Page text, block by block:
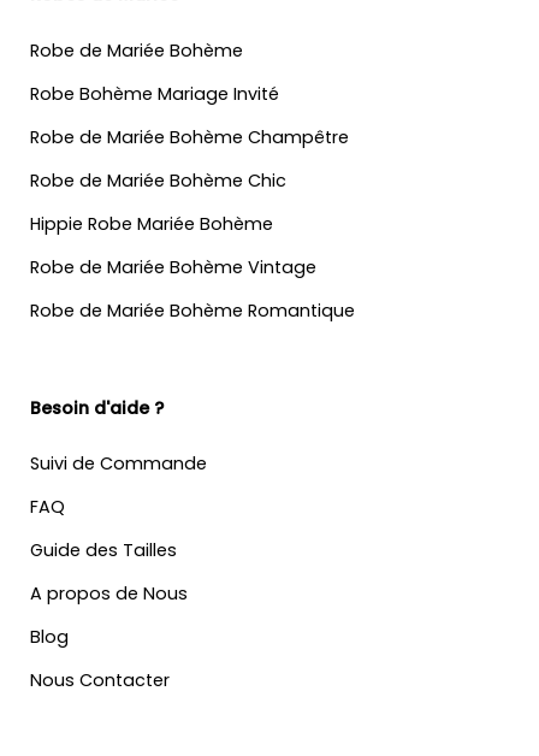
Robe de Mariée Bohème
Robe Bohème Mariage Invité
Robe de Mariée Bohème Champêtre
Robe de Mariée Bohème Chic
Hippie Robe Mariée Bohème
Robe de Mariée Bohème Vintage
Robe de Mariée Bohème Romantique
Besoin d'aide ?
Suivi de Commande
FAQ
Guide des Tailles
A propos de Nous
Blog
Nous Contacter